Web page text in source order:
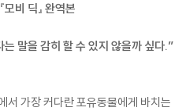
비 딕』 완역본
는 말을 감히 할 수 있지 않을까 싶다.”
서 가장 커다란 포유동물에게 바치는